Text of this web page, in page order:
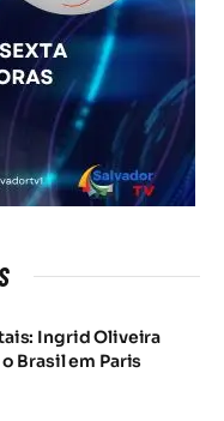
Ingrid Oliveira
Brasil em Paris